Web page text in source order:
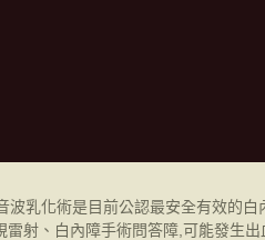
乳化術是目前公認最安全有效的
雷射、白內障手術問答障 ,可能發生